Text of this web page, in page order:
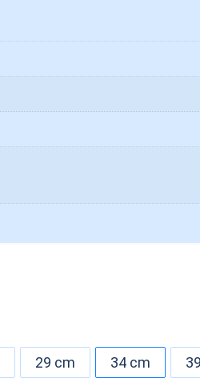
29 cm 34 cm